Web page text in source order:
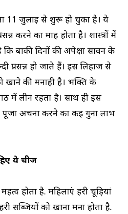
11 जुलाई से शुरू हो चुका है। ये
करने का माह होता है। शास्त्रों में
बाकी दिनों की अपेक्षा सावन के
प्रसन्न हो जाते हैं। इस लिहाज से
खाने की मनाही है। भक्ति के
में लीन रहता है। साथ ही इस
अर्चना करने का कई गुना लाभ
ये चीजें
होता है. महिलाएं हरी चूड़ियां
सब्जियों को खाना मना होता है.